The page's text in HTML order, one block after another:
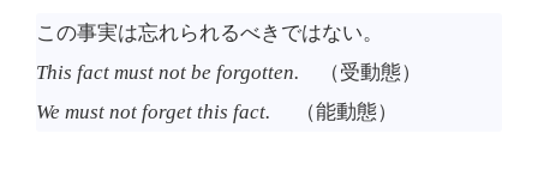
この事実は忘れられるべきではない。
This fact must not be forgotten. （受動態）
We must not forget this fact.
（能動態）